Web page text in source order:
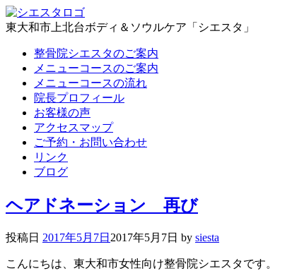
東大和市上北台ボディ＆ソウルケア「シエスタ」
整骨院シエスタのご案内
メニューコースのご案内
メニューコースの流れ
院長プロフィール
お客様の声
アクセスマップ
ご予約・お問い合わせ
リンク
ブログ
ヘアドネーション 再び
投稿日 2017年5月7日 2017年5月7日 by siesta
こんにちは、東大和市女性向け整骨院シエスタです。